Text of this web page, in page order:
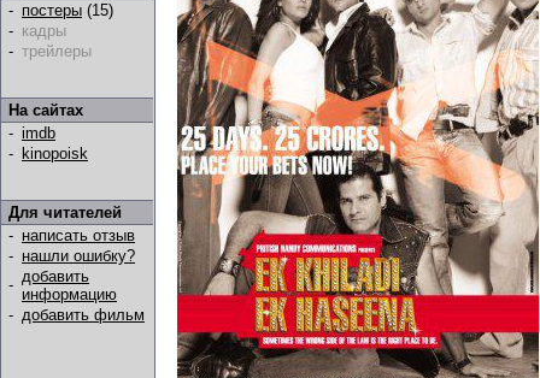
- постеры (15)
- кадры
- трейлеры
На сайтах
- imdb
- kinopoisk
Для читателей
- написать отзыв
- нашли ошибку?
- добавить
информацию
- добавить фильм